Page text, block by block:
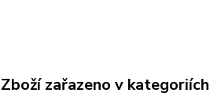
Zboží zařazeno v kategoriích